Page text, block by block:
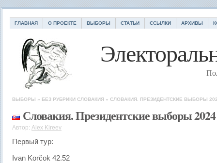
ГЛАВНАЯ О ПРОЕКТЕ ВЫБОРЫ СТАТЬИ ССЫЛКИ АРХИВЫ
ВЫБОРЫ » БЕЗ РУБРИКИ СЛОВАКИЯ » СЛОВАКИЯ. ПРЕЗИДЕНТСКИЕ ВЫБОРЫ
Словакия. Президентские выборы 2024
Автор: Alex Kireev
Первый тур:
Ivan Korčok 42.52